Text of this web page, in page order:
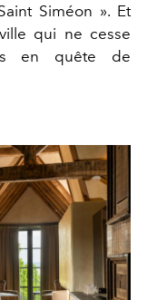
Siméon ». Et
qui ne cesse
en quête de